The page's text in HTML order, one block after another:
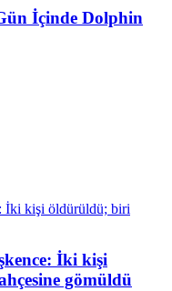
İçinde Dolphin
İki kişi
gömüldü